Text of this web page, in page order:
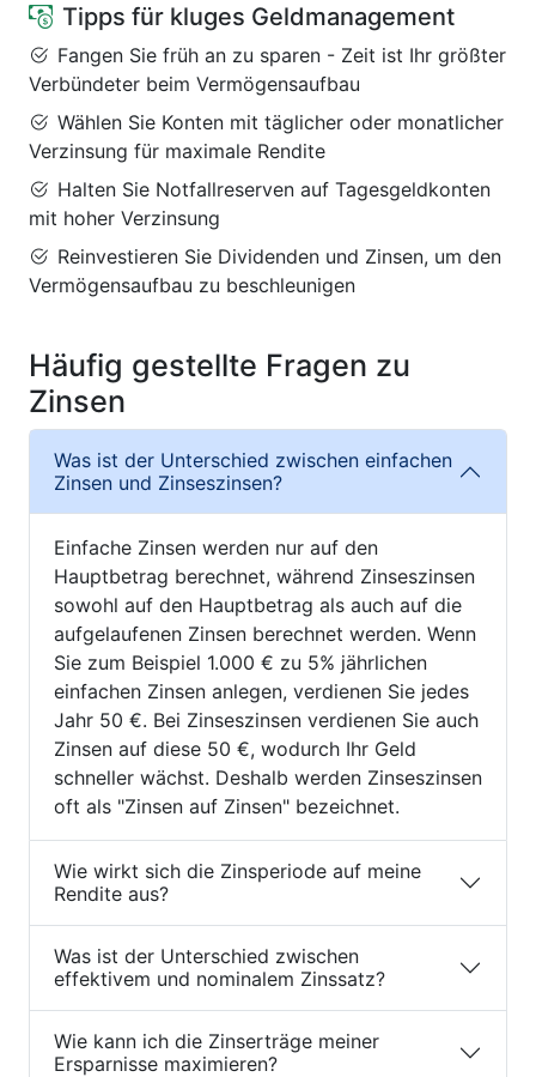
Tipps für kluges Geldmanagement
Fangen Sie früh an zu sparen - Zeit ist Ihr größter
Verbündeter beim Vermögensaufbau
Wählen Sie Konten mit täglicher oder monatlicher
Verzinsung für maximale Rendite
Halten Sie Notfallreserven auf Tagesgeldkonten
mit hoher Verzinsung
Reinvestieren Sie Dividenden und Zinsen, um den
Vermögensaufbau zu beschleunigen
Häufig gestellte Fragen zu
Zinsen
Was ist der Unterschied zwischen einfachen
Zinsen und Zinseszinsen?
Einfache Zinsen werden nur auf den
Hauptbetrag berechnet, während Zinseszinsen
sowohl auf den Hauptbetrag als auch auf die
aufgelaufenen Zinsen berechnet werden. Wenn
Sie zum Beispiel 1.000 € zu 5% jährlichen
einfachen Zinsen anlegen, verdienen Sie jedes
Jahr 50 €. Bei Zinseszinsen verdienen Sie auch
Zinsen auf diese 50 €, wodurch Ihr Geld
schneller wächst. Deshalb werden Zinseszinsen
oft als "Zinsen auf Zinsen" bezeichnet.
Wie wirkt sich die Zinsperiode auf meine
Rendite aus?
Was ist der Unterschied zwischen
effektivem und nominalem Zinssatz?
Wie kann ich die Zinserträge meiner
Ersparnisse maximieren?